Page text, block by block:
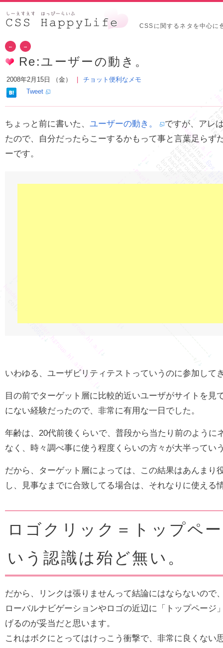
CSSに関するネタを中心に
← →
Re:ユーザーの動き。
2008年2月15日 （金）
チョット便利なメモ
Tweet
ちょっと前に書いた、 ユーザーの動き。
ですが、アレ
たので、自分だったらこーするかもって事と言葉足らず
ーです。
いわゆる、ユーザビリティテストっていうのに参加して
目の前でターゲット層に比較的近いユーザがサイトを見
にない経験だったので、非常に有用な一日でした。
年齢は、20代前後くらいで、普段から当たり前のように
なく、時々調べ事に使う程度くらいの方々が大半ってい
だから、ターゲット層によっては、この結果はあんまり
し、見事なまでに合致してる場合は、それなりに使える
ロゴクリック＝トップペ
いう認識は殆ど無い。
だから、リンクは張りませんって結論にはならないので
ローバルナビゲーションやロゴの近辺に「トップページ
げるのが妥当だと思います。
これはボクにとってはけっこう衝撃で、非常に良くない